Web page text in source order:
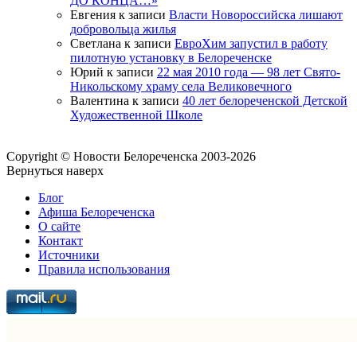
Евгения к записи Власти Новороссийска лишают
добровольца жилья
Светлана к записи ЕвроХим запустил в работу
пилотную установку в Белореченске
Юрий к записи 22 мая 2010 года — 98 лет Свято-
Никольскому храму села Великовечного
Валентина к записи 40 лет белореченской Детской
Художественной Школе
Copyright © Новости Белореченска 2003-2026
Вернуться наверх
Блог
Афиша Белореченска
О сайте
Контакт
Источники
Правила использования